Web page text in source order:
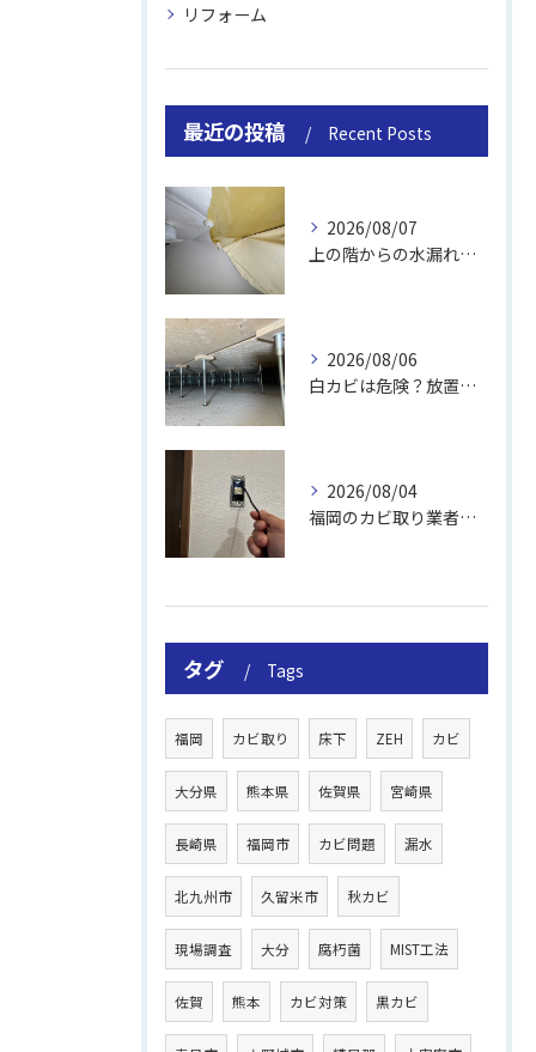
リフォーム
最近の投稿 Recent Posts
2026/08/07
上の階からの水漏れでカビ｜対処法と業者
2026/08/06
白カビは危険？放置のリスクと取り方
2026/08/04
福岡のカビ取り業者おすすめの選び方と費用
タグ Tags
福岡 カビ取り 床下 ZEH カビ
大分県 熊本県 佐賀県 宮崎県
長崎県 福岡市 カビ問題 漏水
北九州市 久留米市 秋カビ
現場調査 大分 腐朽菌 MIST工法
佐賀 熊本 カビ対策 黒カビ